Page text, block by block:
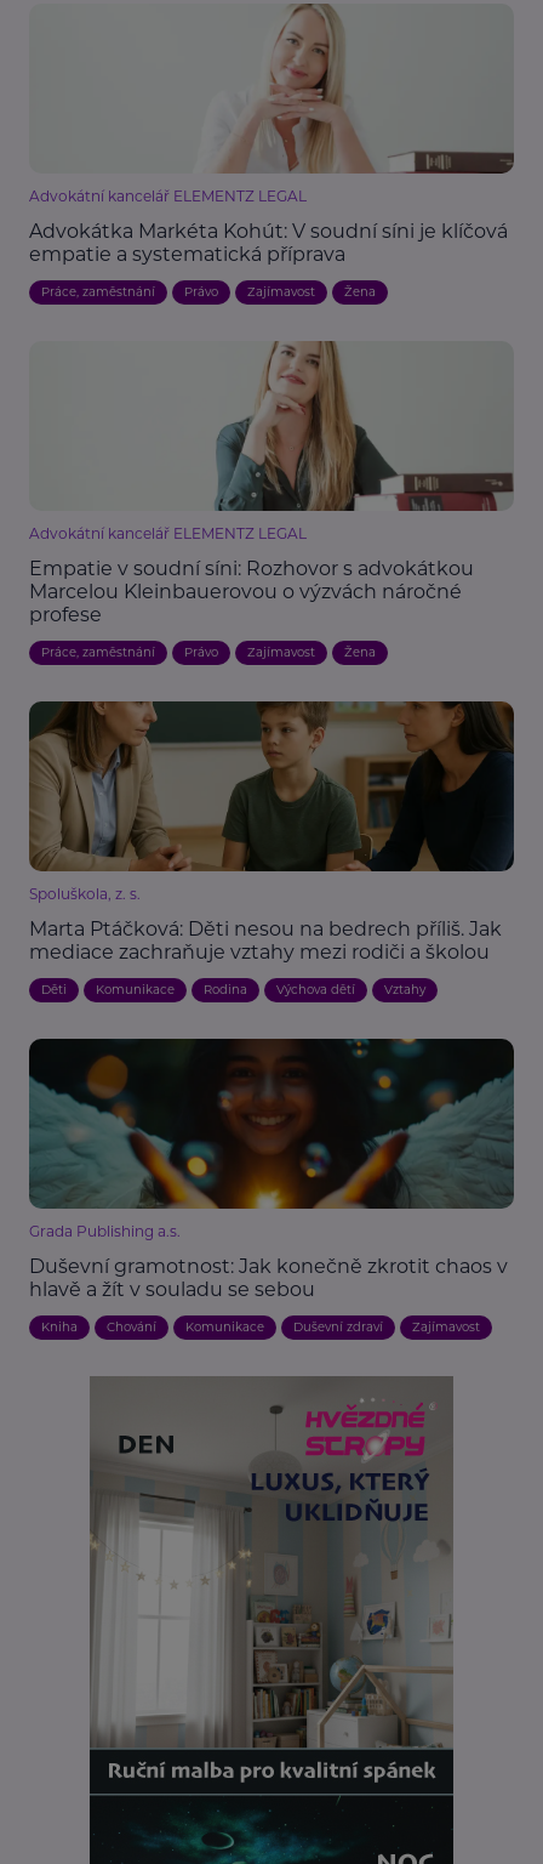
Advokátní kancelář ELEMENTZ LEGAL
Advokátka Markéta Kohút: V soudní síni je klíčová
empatie a systematická příprava
Práce, zaměstnání Právo Zajímavost Žena
Advokátní kancelář ELEMENTZ LEGAL
Empatie v soudní síni: Rozhovor s advokátkou
Marcelou Kleinbauerovou o výzvách náročné
profese
Práce, zaměstnání Právo Zajímavost Žena
Spoluškola, z. s.
Marta Ptáčková: Děti nesou na bedrech příliš. Jak
mediace zachraňuje vztahy mezi rodiči a školou
Děti Komunikace Rodina Výchova dětí Vztahy
Grada Publishing a.s.
Duševní gramotnost: Jak konečně zkrotit chaos v
hlavě a žít v souladu se sebou
Kniha Chování Komunikace Duševní zdraví Zajímavost